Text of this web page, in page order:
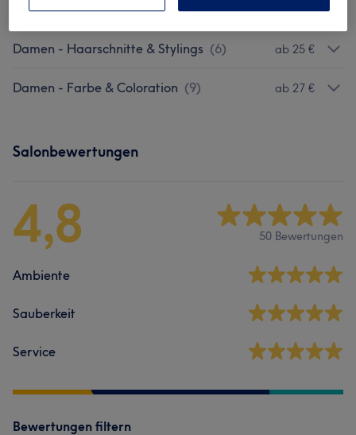
Kinder - Haarschnitte & Stylings (1) 19 €
Damen - Haarschnitte & Stylings (6) ab 25 €
Damen - Farbe & Coloration (9) ab 27 €
Salonbewertungen
4,8 50 Bewertungen
Ambiente
Sauberkeit
Service
Bewertungen filtern